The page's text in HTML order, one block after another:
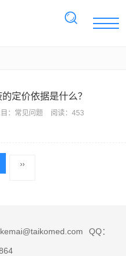
定价依据是什么？
： 常见问题 阅读：453
››
QQ：